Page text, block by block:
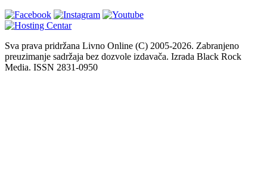
Sva prava pridržana Livno Online (C) 2005-2026. Zabranjeno
preuzimanje sadržaja bez dozvole izdavača. Izrada Black Rock
Media. ISSN 2831-0950